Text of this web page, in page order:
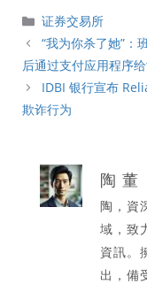
分
類
证券交易所
“我为你杀了她”：
后通过支付应用程序
IDBI 银行宣布
欺诈行为
陶 董
陶，資
域，致
資訊。
出，備